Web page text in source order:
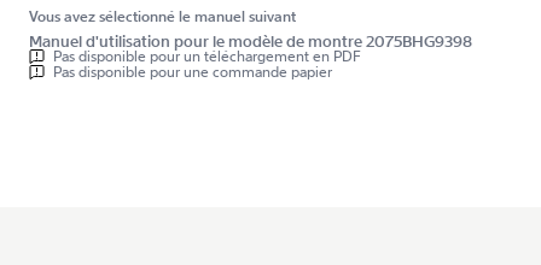
Vous avez sélectionné le manuel suivant
Manuel d'utilisation pour le modèle de montre 2075BHG9398
Pas disponible pour un téléchargement en PDF
Pas disponible pour une commande papier